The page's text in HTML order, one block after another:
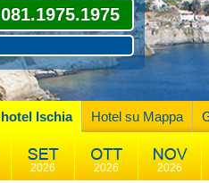
081.1975.1975
hotel Ischia Hotel su Mappa
2026 2026 2026